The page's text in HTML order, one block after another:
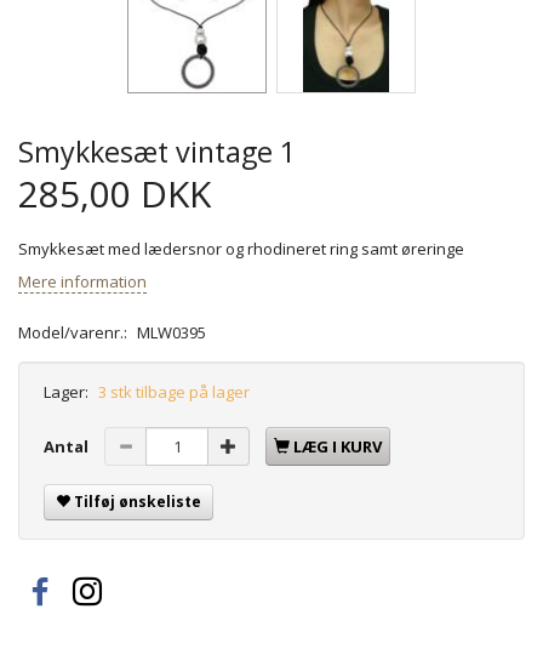
Smykkesæt vintage 1
285,00 DKK
Smykkesæt med lædersnor og rhodineret ring samt øreringe
Mere information
Model/varenr.: MLW0395
Lager: 3 stk tilbage på lager
Antal LÆG I KURV
Tilføj ønskeliste